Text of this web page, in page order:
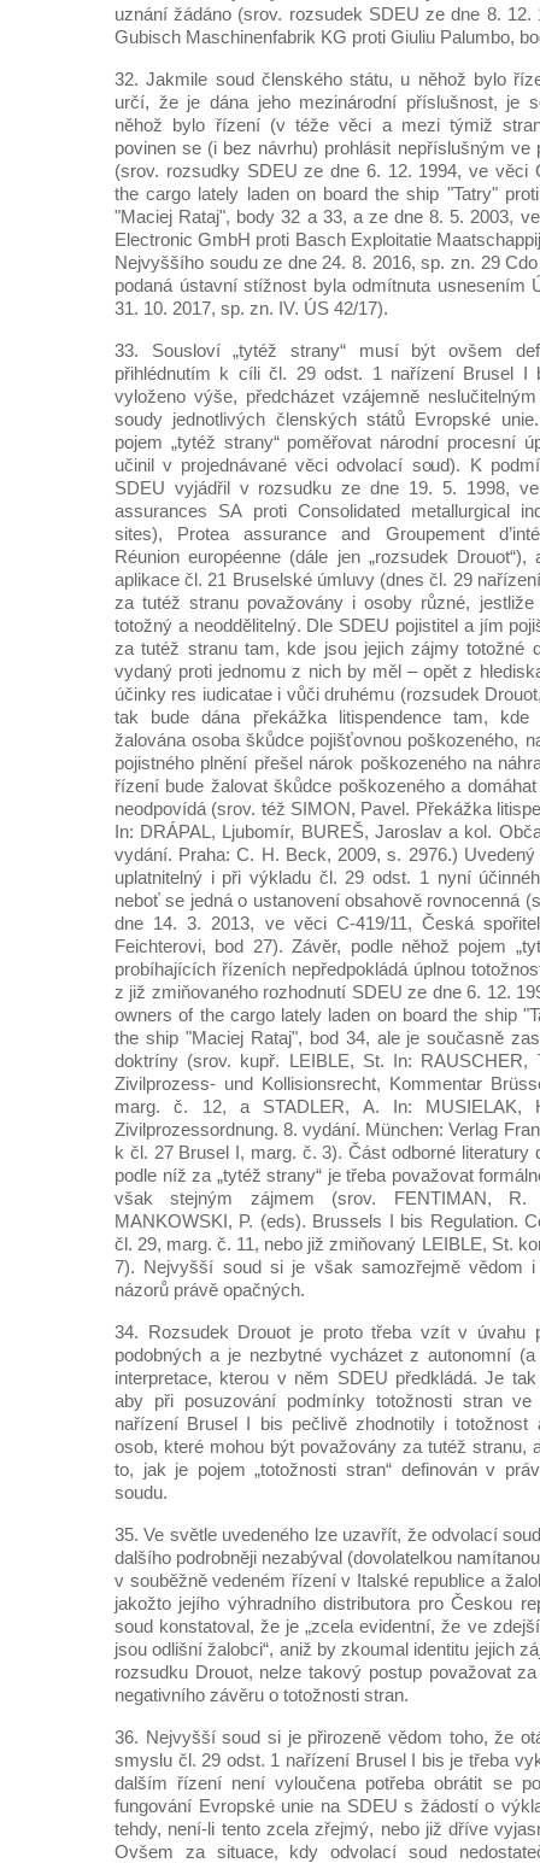
uznání žádáno (srov. rozsudek SDEU ze dne 8. 12.
Gubisch Maschinenfabrik KG proti Giuliu Palumbo,
32. Jakmile soud členského státu, u něhož bylo
určí, že je dána jeho mezinárodní příslušnost, je
něhož bylo řízení (v téže věci a mezi týmiž
povinen se (i bez návrhu) prohlásit nepříslušným ve
(srov. rozsudky SDEU ze dne 6. 12. 1994, ve věci
the cargo lately laden on board the ship "Tatry"
"Maciej Rataj", body 32 a 33, a ze dne 8. 5. 2003,
Electronic GmbH proti Basch Exploitatie
Nejvyššího soudu ze dne 24. 8. 2016, sp. zn. 29
podaná ústavní stížnost byla odmítnuta usnesením
31. 10. 2017, sp. zn. IV. ÚS 42/17).
33. Sousloví „tytéž strany“ musí být ovšem
přihlédnutím k cíli čl. 29 odst. 1 nařízení Brusel I
vyloženo výše, předcházet vzájemně
soudy jednotlivých členských států Evropské
pojem „tytéž strany“ poměřovat národní procesní
učinil v projednávané věci odvolací soud). K
SDEU vyjádřil v rozsudku ze dne 19. 5. 1998,
assurances SA proti Consolidated metallurgical
sites), Protea assurance and Groupement
Réunion européenne (dále jen „rozsudek
aplikace čl. 21 Bruselské úmluvy (dnes čl. 29
za tutéž stranu považovány i osoby různé,
totožný a neoddělitelný. Dle SDEU pojistitel a jím
za tutéž stranu tam, kde jsou jejich zájmy totožné
vydaný proti jednomu z nich by měl – opět z
účinky res iudicatae i vůči druhému (rozsudek
tak bude dána překážka litispendence tam,
žalována osoba škůdce pojišťovnou poškozeného,
pojistného plnění přešel nárok poškozeného na
řízení bude žalovat škůdce poškozeného a
neodpovídá (srov. též SIMON, Pavel. Překážka
In: DRÁPAL, Ljubomír, BUREŠ, Jaroslav a kol.
vydání. Praha: C. H. Beck, 2009, s. 2976.)
uplatnitelný i při výkladu čl. 29 odst. 1 nyní
neboť se jedná o ustanovení obsahově rovnocenná
dne 14. 3. 2013, ve věci C-419/11, Česká
Feichterovi, bod 27). Závěr, podle něhož pojem
probíhajících řízeních nepředpokládá úplnou
z již zmiňovaného rozhodnutí SDEU ze dne 6. 12.
owners of the cargo lately laden on board the ship
the ship "Maciej Rataj", bod 34, ale je současně
doktríny (srov. kupř. LEIBLE, St. In: RAUSCHER,
Zivilprozess- und Kollisionsrecht, Kommentar
marg. č. 12, a STADLER, A. In: MUSIELAK,
Zivilprozessordnung. 8. vydání. München: Verlag
k čl. 27 Brusel I, marg. č. 3). Část odborné literatury
podle níž za „tytéž strany“ je třeba považovat
však stejným zájmem (srov. FENTIMAN,
MANKOWSKI, P. (eds). Brussels I bis Regulation.
čl. 29, marg. č. 11, nebo již zmiňovaný LEIBLE, St.
7). Nejvyšší soud si je však samozřejmě vědom i
názorů právě opačných.
34. Rozsudek Drouot je proto třeba vzít v úvahu
podobných a je nezbytné vycházet z autonomní
interpretace, kterou v něm SDEU předkládá. Je
aby při posuzování podmínky totožnosti stran
nařízení Brusel I bis pečlivě zhodnotily i totožnost
osob, které mohou být považovány za tutéž stranu,
to, jak je pojem „totožnosti stran“ definován v
soudu.
35. Ve světle uvedeného lze uzavřít, že odvolací
dalšího podrobněji nezabýval (dovolatelkou
v souběžně vedeném řízení v Italské republice a
jakožto jejího výhradního distributora pro Českou
soud konstatoval, že je „zcela evidentní, že ve
jsou odlišní žalobci“, aniž by zkoumal identitu jejich
rozsudku Drouot, nelze takový postup považovat
negativního závěru o totožnosti stran.
36. Nejvyšší soud si je přirozeně vědom toho, že
smyslu čl. 29 odst. 1 nařízení Brusel I bis je třeba
dalším řízení není vyloučena potřeba obrátit se
fungování Evropské unie na SDEU s žádostí o
tehdy, není-li tento zcela zřejmý, nebo již dříve
Ovšem za situace, kdy odvolací soud